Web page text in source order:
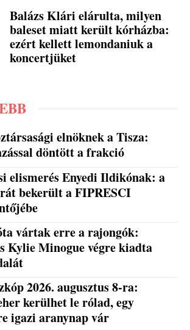
Balázs Klári elárulta, milyen
baleset miatt került kórházba:
ezért kellett lemondaniuk a
koncertjüket
elnöknek a Tisza:
döntött a frakció
elismerés Enyedi Ildikónak: a
bekerült a FIPRESCI
vártak erre a rajongók:
Kylie Minogue végre kiadta
2026. augusztus 8-ra:
kerülhet le rólad, egy
igazi aranynap vár